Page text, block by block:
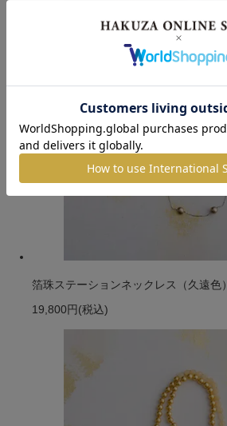
箔珠ステーションネックレス（久遠色）
19,800円 (税込)